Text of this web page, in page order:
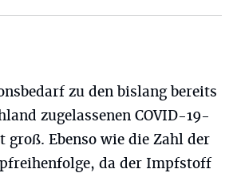
zu den bislang bereits
zugelassenen COVID-19-
Ebenso wie die Zahl der
da der Impfstoff